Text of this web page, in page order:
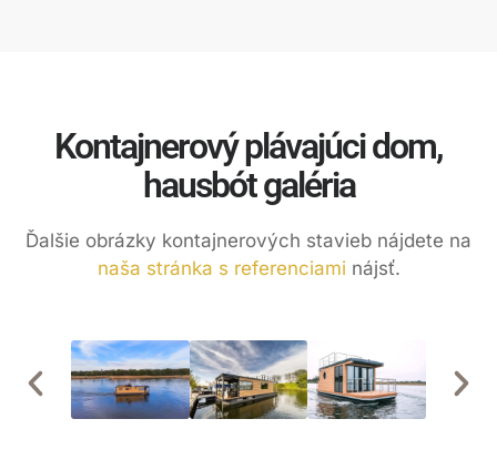
Kontajnerový plávajúci dom,
hausbót galéria
Ďalšie obrázky kontajnerových stavieb nájdete na
naša stránka s referenciami nájsť.